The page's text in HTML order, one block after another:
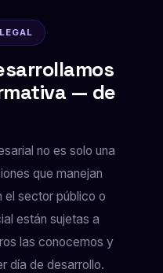
— de
no es solo una
que manejan
el sector público o
están sujetas a
las conocemos y
día de desarrollo.